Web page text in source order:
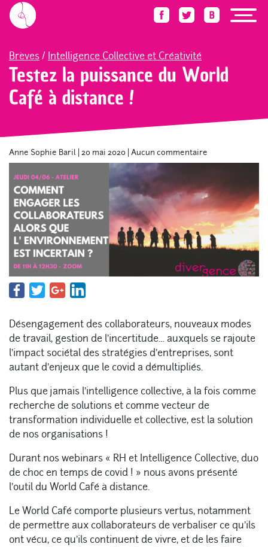
Brèves/ Intelligence Collective et Créativité
Testez la puissance du World
Café à distance !
Anne Sophie Baril 20 mai 2020 Aucun commentaire
Désengagement des collaborateurs, nouveaux modes
de travail, gestion de l’incertitude… auxquels se rajoute
l’impact sociétal des stratégies d’entreprises, sont
autant d’enjeux que le covid a démultipliés.
Plus que jamais l’intelligence collective, à la fois comme
recherche de solutions et comme vecteur de
transformation individuelle et collective, est la solution
de nos organisations !
Durant nos webinars « RH et Intelligence Collective, duo
de choc en temps de covid ! » nous avons présenté
l’outil du World Café à distance.
Le World Café comporte plusieurs vertus, notamment
de permettre aux collaborateurs de verbaliser ce qu’ils
ont vécu, ce qu’ils continuent de vivre, et de les faire